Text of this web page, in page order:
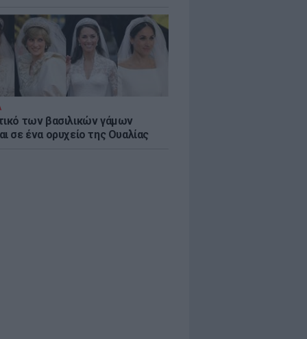
των βασιλικών γάμων
σε ένα ορυχείο της Ουαλίας